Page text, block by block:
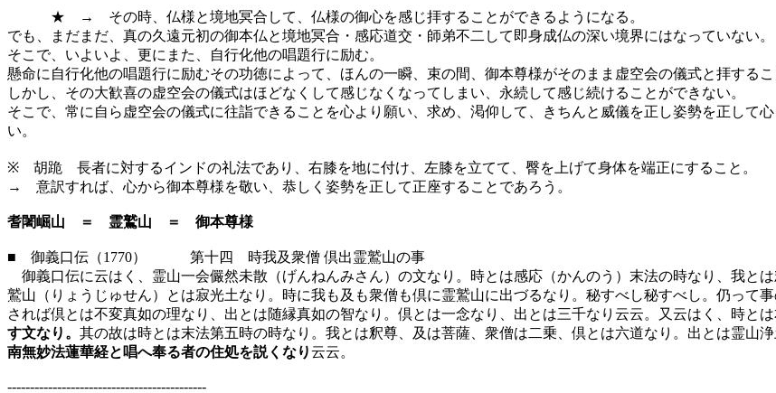
★ → その時、仏様と境地冥合して、仏様の御心を感じ拝することができるようになる。
でも、まだまだ、真の久遠元初の御本仏と境地冥合・感応道交・師弟不二して即身成仏の深い境界にはなっていない。
そこで、いよいよ、更にまた、自行化他の唱題行に励む。
懸命に自行化他の唱題行に励むその功徳によって、ほんの一瞬、束の間、御本尊様がそのまま虚空会の儀式と拝するこ
しかし、その大歓喜の虚空会の儀式はほどなくして感じなくなってしまい、永続して感じ続けることができない。
そこで、常に自ら虚空会の儀式に往詣できることを心より願い、求め、渇仰して、きちんと威儀を正し姿勢を正して
い。
※ 胡跪 長者に対するインドの礼法であり、右膝を地に付け、左膝を立てて、臀を上げて身体を端正にすること。
→ 意訳すれば、心から御本尊様を敬い、恭しく姿勢を正して正座することであろう。
耆闍崛山 ＝ 霊鷲山 ＝ 御本尊様
■ 御義口伝（1770） 第十四 時我及衆僧 倶出霊鷲山の事
御義口伝に云はく、霊山一会儼然未散（げんねんみさん）の文なり。時とは感応（かんのう）末法の時なり、我と
鷲山（りょうじゅせん）とは寂光土なり。時に我も及も衆僧も倶に霊鷲山に出づるなり。秘すべし秘すべし。仍って事
されば倶とは不変真如の理なり、出とは随縁真如の智なり。倶とは一念なり、出とは三千なり云云。又云はく、時とは
す文なり。 其の故は時とは末法第五時の時なり。我とは釈尊、及は菩薩、衆僧は二乗、倶とは六道なり。出とは霊山浄
南無妙法蓮華経と唱へ奉る者の住処を説くなり云云。
--------------------------------------------